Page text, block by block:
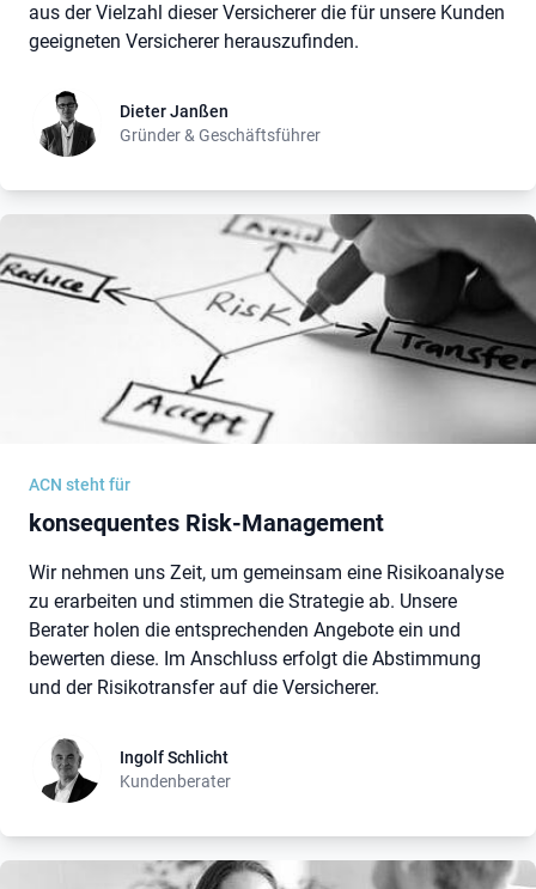
aus der Vielzahl dieser Versicherer die für unsere Kunden
geeigneten Versicherer herauszufinden.
Dieter Janßen
Dieter Janßen
Gründer & Geschäftsführer
ACN steht für
konsequentes Risk-Management
Wir nehmen uns Zeit, um gemeinsam eine Risikoanalyse
zu erarbeiten und stimmen die Strategie ab. Unsere
Berater holen die entsprechenden Angebote ein und
bewerten diese. Im Anschluss erfolgt die Abstimmung
und der Risikotransfer auf die Versicherer.
Ingolf Schlicht
Ingolf Schlicht
Kundenberater